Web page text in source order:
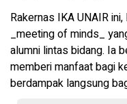
Rakernas IKA UNAIR
_meeting of minds_
alumni lintas bidang. Ia
memberi manfaat bagi
berdampak langsung